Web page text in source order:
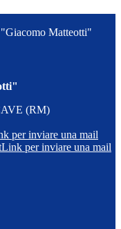
Matteotti"
(RM)
per inviare una mail
Link per inviare una mail